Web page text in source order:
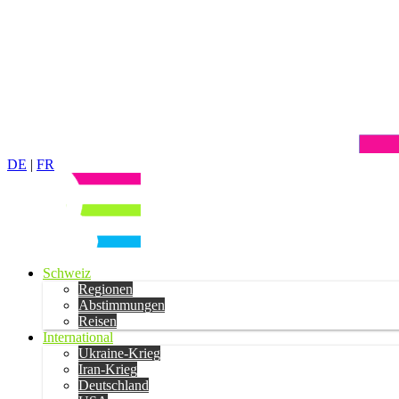
DE | FR
Schweiz
Regionen
Abstimmungen
Reisen
International
Ukraine-Krieg
Iran-Krieg
Deutschland